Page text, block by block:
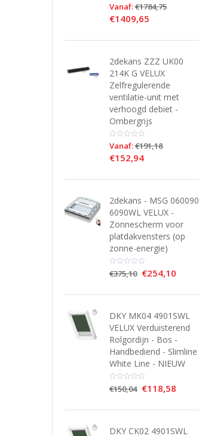
Vanaf:€1784,75
€1409,65
2dekans ZZZ UK00
214K G VELUX
Zelfregulerende
ventilatie-unit met
verhoogd debiet -
Ombergrijs
Vanaf:€191,18
€152,94
2dekans - MSG 060090
6090WL VELUX -
Zonnescherm voor
platdakvensters (op
zonne-energie)
€375,10 €254,10
DKY MK04 4901SWL
VELUX Verduisterend
Rolgordijn - Bos -
Handbediend - Slimline
White Line - NIEUW
€150,04 €118,58
DKY CK02 4901SWL